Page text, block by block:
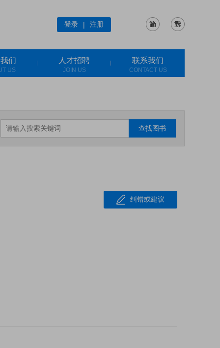
登录 | 注册
们
US
人才招聘
JOIN US
联系我们
CONTACT US
查找图书
纠错或建议